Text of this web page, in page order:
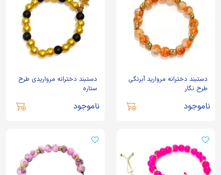
دستبند دخترانه مروارید آبرنگی
طرح نگار
ناموجود
دستبند دخترانه مرواریدی طرح
ستاره
ناموجود